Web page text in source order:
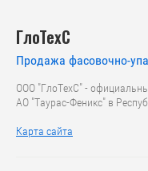
ГлоТехС
Продажа фасовочно-
ООО "ГлоТехС" -
АО "Таурас-Феникс" в
Карта сайта